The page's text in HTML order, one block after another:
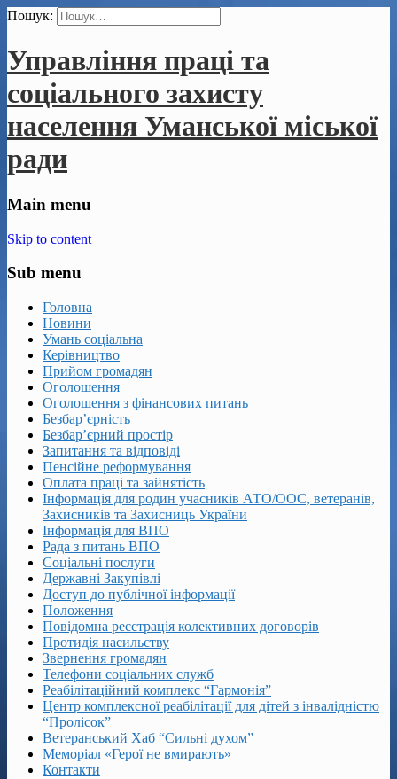
Пошук:
Управління праці та
соціального захисту
населення Уманської міської
ради
Main menu
Skip to content
Sub menu
Головна
Новини
Умань соціальна
Керівництво
Прийом громадян
Оголошення
Оголошення з фінансових питань
Безбар’єрність
Безбар’єрний простір
Запитання та відповіді
Пенсійне реформування
Оплата праці та зайнятість
Інформація для родин учасників АТО/ООС, ветеранів,
Захисників та Захисниць України
Інформація для ВПО
Рада з питань ВПО
Соціальні послуги
Державні Закупівлі
Доступ до публічної інформації
Положення
Повідомна реєстрація колективних договорів
Протидія насильству
Звернення громадян
Телефони соціальних служб
Реабілітаційний комплекс “Гармонія”
Центр комплексної реабілітації для дітей з інвалідністю
“Пролісок”
Ветеранський Хаб “Сильні духом”
Меморіал «Герої не вмирають»
Контакти